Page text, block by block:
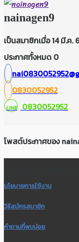
nainagen9
เป็นสมาชิกเมื่อ 14 มี.ค.
ประกาศทั้งหมด 0
0830052952
LINE 0830052952
โพสต์ประกาศของ
นโยบายการใช้งาน
วิธีสมัครสมาชิก
คำถามที่พบบ่อย